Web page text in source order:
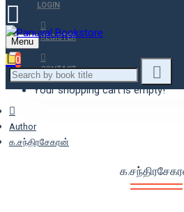
LOGIN
REGISTER
CONTACT
Menu
0
Your shopping cart is empty!
Author
க.சந்திரசேகரன்